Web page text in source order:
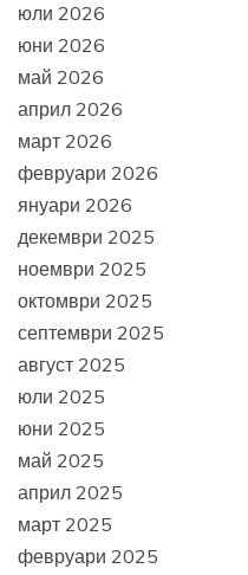
юли 2026
юни 2026
май 2026
април 2026
март 2026
февруари 2026
януари 2026
декември 2025
ноември 2025
октомври 2025
септември 2025
август 2025
юли 2025
юни 2025
май 2025
април 2025
март 2025
февруари 2025